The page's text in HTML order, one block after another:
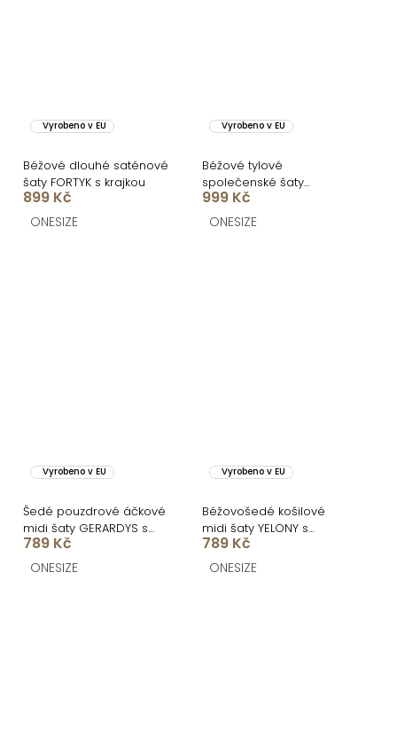
Vyrobeno v EU
Béžové dlouhé saténové
šaty FORTYK s krajkou
899 Kč
ONESIZE
Vyrobeno v EU
Béžové tylové
společenské šaty
BOSCO
999 Kč
ONESIZE
Vyrobeno v EU
Šedé pouzdrové áčkové
midi šaty GERARDYS s
páskem
789 Kč
ONESIZE
Vyrobeno v EU
Béžovošedé košilové
midi šaty YELONY s
páskem
789 Kč
ONESIZE